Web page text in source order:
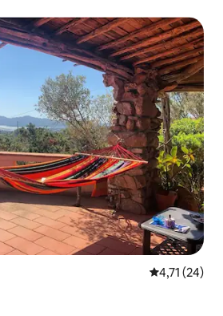
Vlerësimi
4,71 (24)